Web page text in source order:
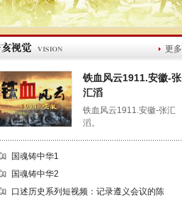
更多
铁血风云1911.安徽-张
汇滔
铁血风云1911.安徽-张汇
滔。
国魂铸中华1
国魂铸中华2
口述历史系列短视频：记录遵义会议的陈